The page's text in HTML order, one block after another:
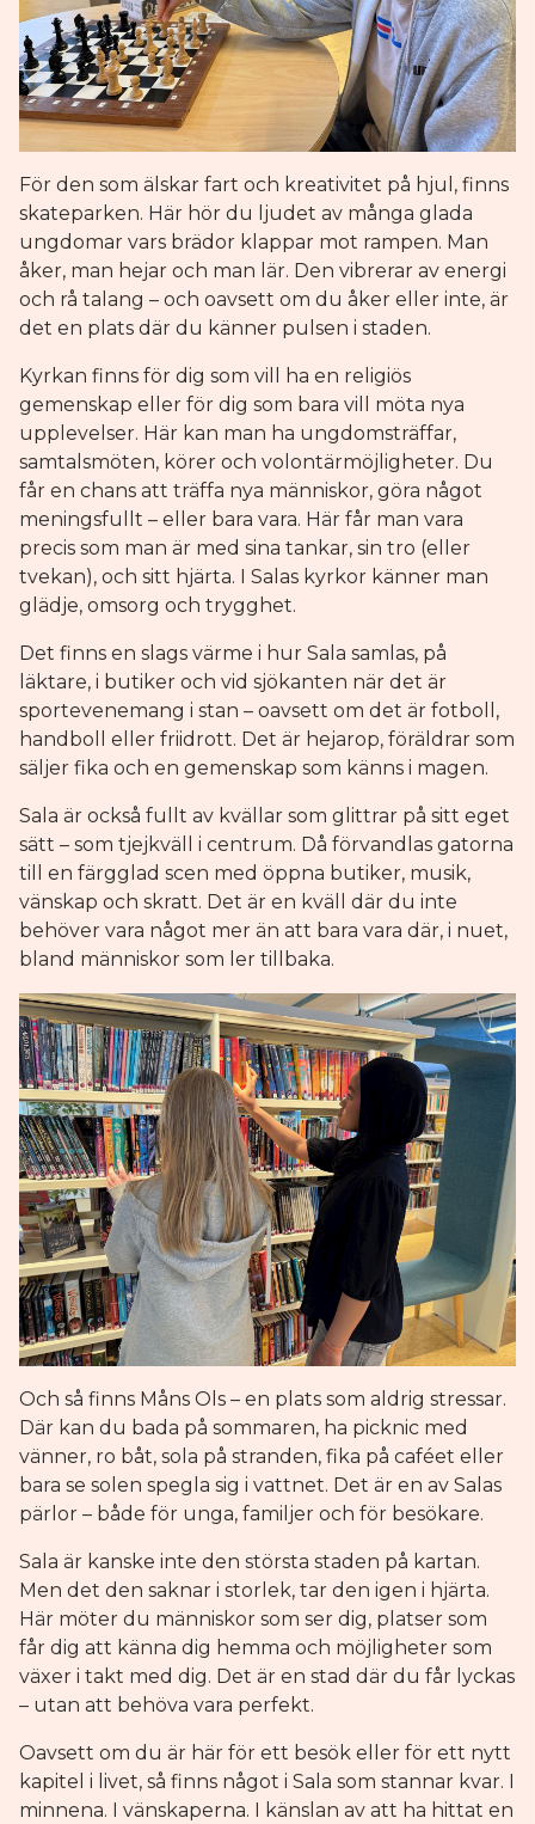
För den som älskar fart och kreativitet på hjul, finns
skateparken. Här hör du ljudet av många glada
ungdomar vars brädor klappar mot rampen. Man
åker, man hejar och man lär. Den vibrerar av energi
och rå talang – och oavsett om du åker eller inte, är
det en plats där du känner pulsen i staden.
Kyrkan finns för dig som vill ha en religiös
gemenskap eller för dig som bara vill möta nya
upplevelser. Här kan man ha ungdomsträffar,
samtalsmöten, körer och volontärmöjligheter. Du
får en chans att träffa nya människor, göra något
meningsfullt – eller bara vara. Här får man vara
precis som man är med sina tankar, sin tro (eller
tvekan), och sitt hjärta. I Salas kyrkor känner man
glädje, omsorg och trygghet.
Det finns en slags värme i hur Sala samlas, på
läktare, i butiker och vid sjökanten när det är
sportevenemang i stan – oavsett om det är fotboll,
handboll eller friidrott. Det är hejarop, föräldrar som
säljer fika och en gemenskap som känns i magen.
Sala är också fullt av kvällar som glittrar på sitt eget
sätt – som tjejkväll i centrum. Då förvandlas gatorna
till en färgglad scen med öppna butiker, musik,
vänskap och skratt. Det är en kväll där du inte
behöver vara något mer än att bara vara där, i nuet,
bland människor som ler tillbaka.
Och så finns Måns Ols – en plats som aldrig stressar.
Där kan du bada på sommaren, ha picknic med
vänner, ro båt, sola på stranden, fika på caféet eller
bara se solen spegla sig i vattnet. Det är en av Salas
pärlor – både för unga, familjer och för besökare.
Sala är kanske inte den största staden på kartan.
Men det den saknar i storlek, tar den igen i hjärta.
Här möter du människor som ser dig, platser som
får dig att känna dig hemma och möjligheter som
växer i takt med dig. Det är en stad där du får lyckas
– utan att behöva vara perfekt.
Oavsett om du är här för ett besök eller för ett nytt
kapitel i livet, så finns något i Sala som stannar kvar. I
minnena. I vänskaperna. I känslan av att ha hittat en